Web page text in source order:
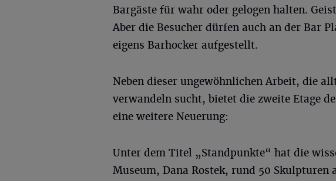
Bargäste für wahr oder gelogen halten.
Aber die Besucher dürfen auch an der Bar
eigens Barhocker aufgestellt.
Neben dieser ungewöhnlichen Arbeit, die
verwandeln sucht, bietet die zweite Etage
eine weitere Neuerung:
Unter dem Titel „Standpunkte“ hat die
Museum, Dana Rostek, rund 50 Skulpturen